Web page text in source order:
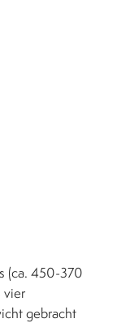
(ca. 450-370
vier
gebracht